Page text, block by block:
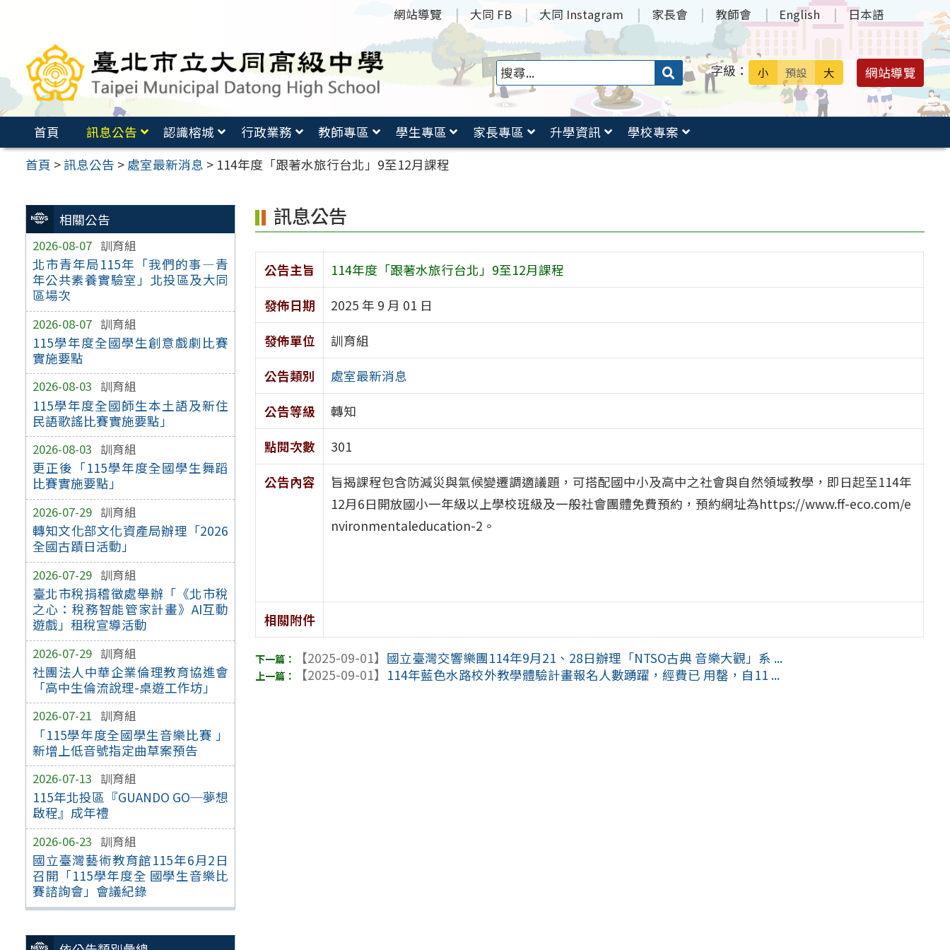
要
容
網站導覽 大同 FB 大同 Instagram 家長會 教師會 English 日本語
搜
送出 字級： 小 預設 大 網站導覽
首頁 訊息公告 認識榕城 行政業務 教師專區 學生專區 家長專區 升學資訊
學校專案
首頁 >訊息公告 > 處室最新消息 > 114年度「跟著水旅行台北」9至12月課程
相關公告
2026-08-07 訓育組
北市青年局115年「我們的事—青
年公共素養實驗室」北投區及大同
區場次
2026-08-07 訓育組
115學年度全國學生創意戲劇比賽
實施要點
2026-08-03 訓育組
115學年度全國師生本土語及新住
民語歌謠比賽實施要點」
2026-08-03 訓育組
更正後「115學年度全國學生舞蹈
比賽實施要點」
2026-07-29 訓育組
轉知文化部文化資產局辦理「2026
全國古蹟日活動」
2026-07-29 訓育組
臺北市稅捐稽徵處舉辦「《北市稅
之心：稅務智能管家計畫》AI互動
遊戲」租稅宣導活動
2026-07-29 訓育組
社團法人中華企業倫理教育協進會
「高中生倫流說理-桌遊工作坊」
2026-07-21 訓育組
「115學年度全國學生音樂比賽 」
新增上低音號指定曲草案預告
2026-07-13 訓育組
115年北投區『GUANDO GO─夢想
啟程』成年禮
2026-06-23 訓育組
國立臺灣藝術教育館115年6月2日
召開「115學年度全 國學生音樂比
賽諮詢會」會議紀錄
訊息公告
公告主旨
114年度「跟著水旅行台北」9至12月課程
發佈日期
2025 年 9 月 01 日
發佈單位
訓育組
公告類別
處室最新消息
公告等級
轉知
點閱次數
301
公告內容
旨揭課程包含防減災與氣候變遷調適議題，可搭配國中小及高中之社會與自然領域教學，即日起至114年
12月6日開放國小一年級以上學校班級及一般社會團體免費預約，預約網址為https://www.ff-eco.com/e
nvironmentaleducation-2。
相關附件
【2025-09-01】 國立臺灣交響樂團114年9月21、28日辦理「NTSO古典 音樂大觀」系 ...
【2025-09-01】 114年藍色水路校外教學體驗計畫報名人數踴躍，經費已 用罄，自11 ...